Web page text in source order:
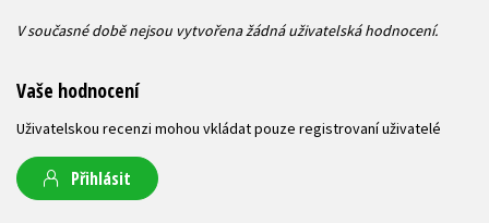
V současné době nejsou vytvořena žádná uživatelská hodnocení.
Vaše hodnocení
Uživatelskou recenzi mohou vkládat pouze registrovaní uživatelé
Přihlásit